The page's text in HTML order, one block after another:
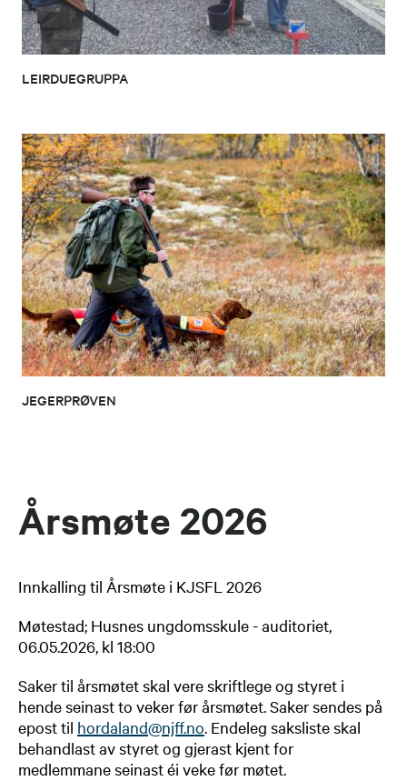
LEIRDUEGRUPPA
JEGERPRØVEN
Årsmøte 2026
Innkalling til Årsmøte i KJSFL 2026
Møtestad; Husnes ungdomsskule - auditoriet,
06.05.2026, kl 18:00
Saker til årsmøtet skal vere skriftlege og styret i
hende seinast to veker før årsmøtet. Saker sendes på
epost til hordaland@njff.no. Endeleg saksliste skal
behandlast av styret og gjerast kjent for
medlemmane seinast éi veke før møtet.